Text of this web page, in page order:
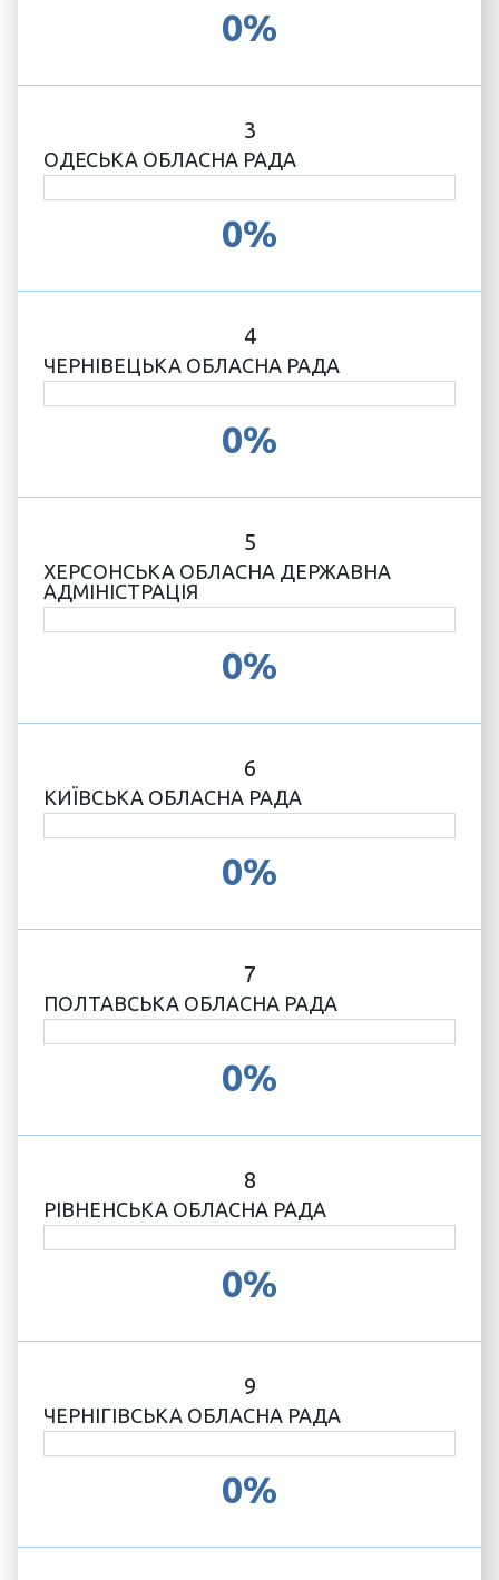
0%
3
ОДЕСЬКА ОБЛАСНА РАДА
0%
4
ЧЕРНІВЕЦЬКА ОБЛАСНА РАДА
0%
5
ХЕРСОНСЬКА ОБЛАСНА ДЕРЖАВНА
АДМІНІСТРАЦІЯ
0%
6
КИЇВСЬКА ОБЛАСНА РАДА
0%
7
ПОЛТАВСЬКА ОБЛАСНА РАДА
0%
8
РІВНЕНСЬКА ОБЛАСНА РАДА
0%
9
ЧЕРНІГІВСЬКА ОБЛАСНА РАДА
0%